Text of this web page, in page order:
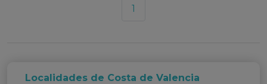
1
Localidades de Costa de Valencia